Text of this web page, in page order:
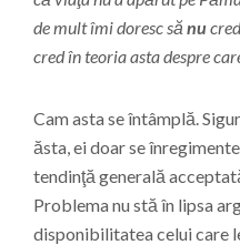
de mult îmi doresc să nu
cred în teoria asta despre
Cam asta se întâmplă.
ăsta, ei doar se
tendinţă generală
Problema nu stă în lipsa
disponibilitatea celui care